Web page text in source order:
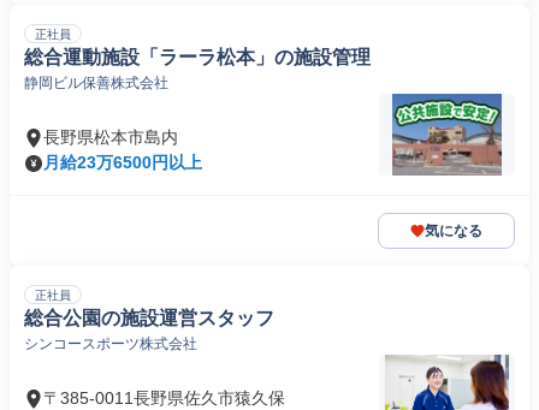
正社員
総合運動施設「ラーラ松本」の施設管理
静岡ビル保善株式会社
長野県松本市島内
月給23万6500円以上
気になる
正社員
総合公園の施設運営スタッフ
シンコースポーツ株式会社
〒385-0011長野県佐久市猿久保